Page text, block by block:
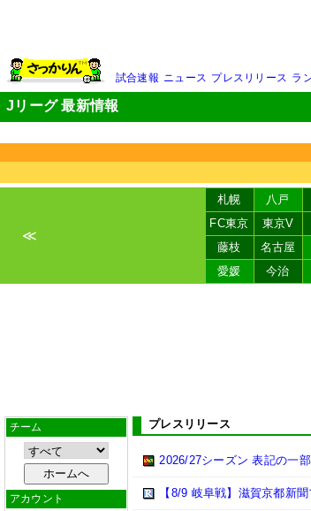
試合速報 ニュース プレスリリース ラ
Jリーグ 最新情報
≪
札幌 八戸
FC東京
東京V
藤枝
名古屋
愛媛
今治
チーム
アカウント
プレスリリース
2026/27シーズン 表記の一
【8/9 岐阜戦】滋賀京都新